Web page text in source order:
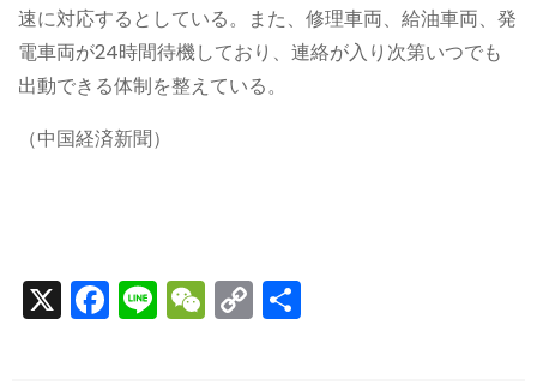
速に対応するとしている。また、修理車両、給油車両、発
電車両が24時間待機しており、連絡が入り次第いつでも
出動できる体制を整えている。
（中国経済新聞）
X F
a
Li
n
W
e
C
o